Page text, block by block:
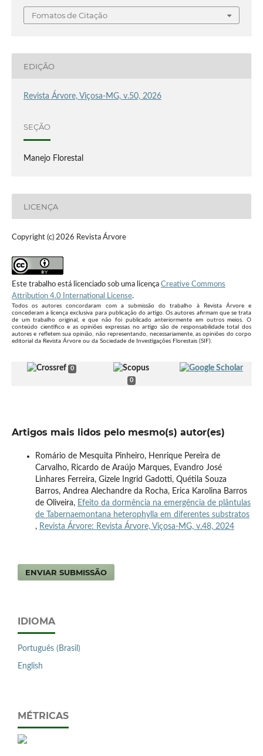
Fomatos de Citação
EDIÇÃO
Revista Árvore, Viçosa-MG, v.50, 2026
SEÇÃO
Manejo Florestal
LICENÇA
Copyright (c) 2026 Revista Árvore
Este trabalho está licenciado sob uma licença Creative Commons
Attribution 4.0 International License.
Todos os autores concordaram com a submissão do trabalho à Revista Árvore e
concederam a licença exclusiva para publicação do artigo. Os autores afirmam que se trata
de um trabalho original, e que não foi publicado anteriormente em outros meios. O
conteúdo científico e as opiniões expressas no artigo são de responsabilidade total dos
autores e refletem sua opinião, não representando, necessariamente, as opiniões do corpo
editorial da Revista Árvore ou da Sociedade de Investigações Florestais (SIF).
0
0
Artigos mais lidos pelo mesmo(s) autor(es)
Romário de Mesquita Pinheiro, Henrique Pereira de
Carvalho, Ricardo de Araújo Marques, Evandro José
Linhares Ferreira, Gizele Ingrid Gadotti, Quétila Souza
Barros, Andrea Alechandre da Rocha, Erica Karolina Barros
de Oliveira, Efeito da dormência na emergência de plântulas
de Tabernaemontana heterophylla em diferentes substratos
, Revista Árvore: Revista Árvore, Viçosa-MG, v.48, 2024
ENVIAR SUBMISSÃO
IDIOMA
Português (Brasil)
English
MÉTRICAS